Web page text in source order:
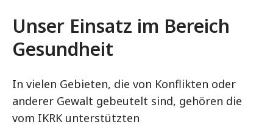
Unser Einsatz im Bereich
Gesundheit
In vielen Gebieten, die von Konflikten oder
anderer Gewalt gebeutelt sind, gehören die
vom IKRK unterstützten